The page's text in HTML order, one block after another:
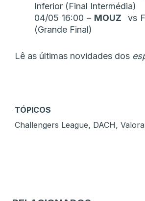
Inferior (Final Intermédia)
04/05 16:00 – MOUZ vs
(Grande Final)
Lê as últimas novidades dos
TÓPICOS
Challengers League, DACH,